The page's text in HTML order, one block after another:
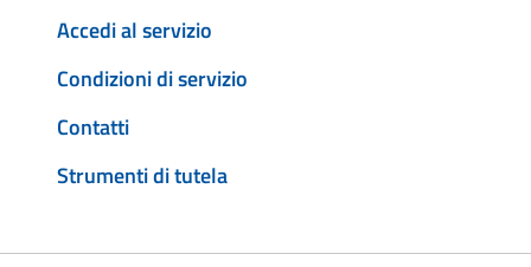
Accedi al servizio
Condizioni di servizio
Contatti
Strumenti di tutela